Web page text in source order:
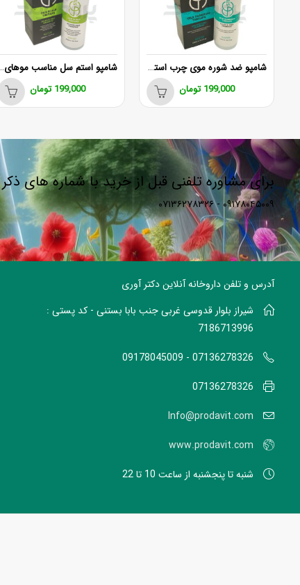
شامپو ضد شوره موی چرب استم سل 250 میلی لیتر
199,000 تومان
شامپو استم
199,000 تومان
برای مشاوره تلفنی قبل از خرید با شماره های
۰۹۱۷۸۰۴۵۰۰۹ - ۰۷۱۳۶۲۷۸۳۲۶
آدرس و تلفن داروخانه آنلاین دکتر آوری
شیراز بلوار قدوسی غربی جنب بابا بستنی - کد پستی :
7186713996
07136278326 - 09178045009
07136278326
Info@prodavit.com
www.prodavit.com
شنبه تا پنجشنبه از ساعت 10 تا 22